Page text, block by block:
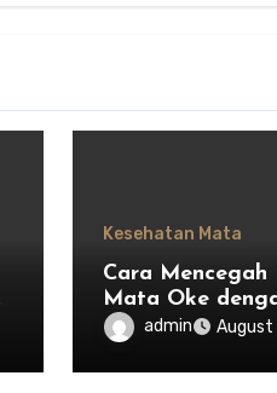
Kesehatan Mata
Cara Mencegah
Mata Oke
Hidup Sehat
admin August